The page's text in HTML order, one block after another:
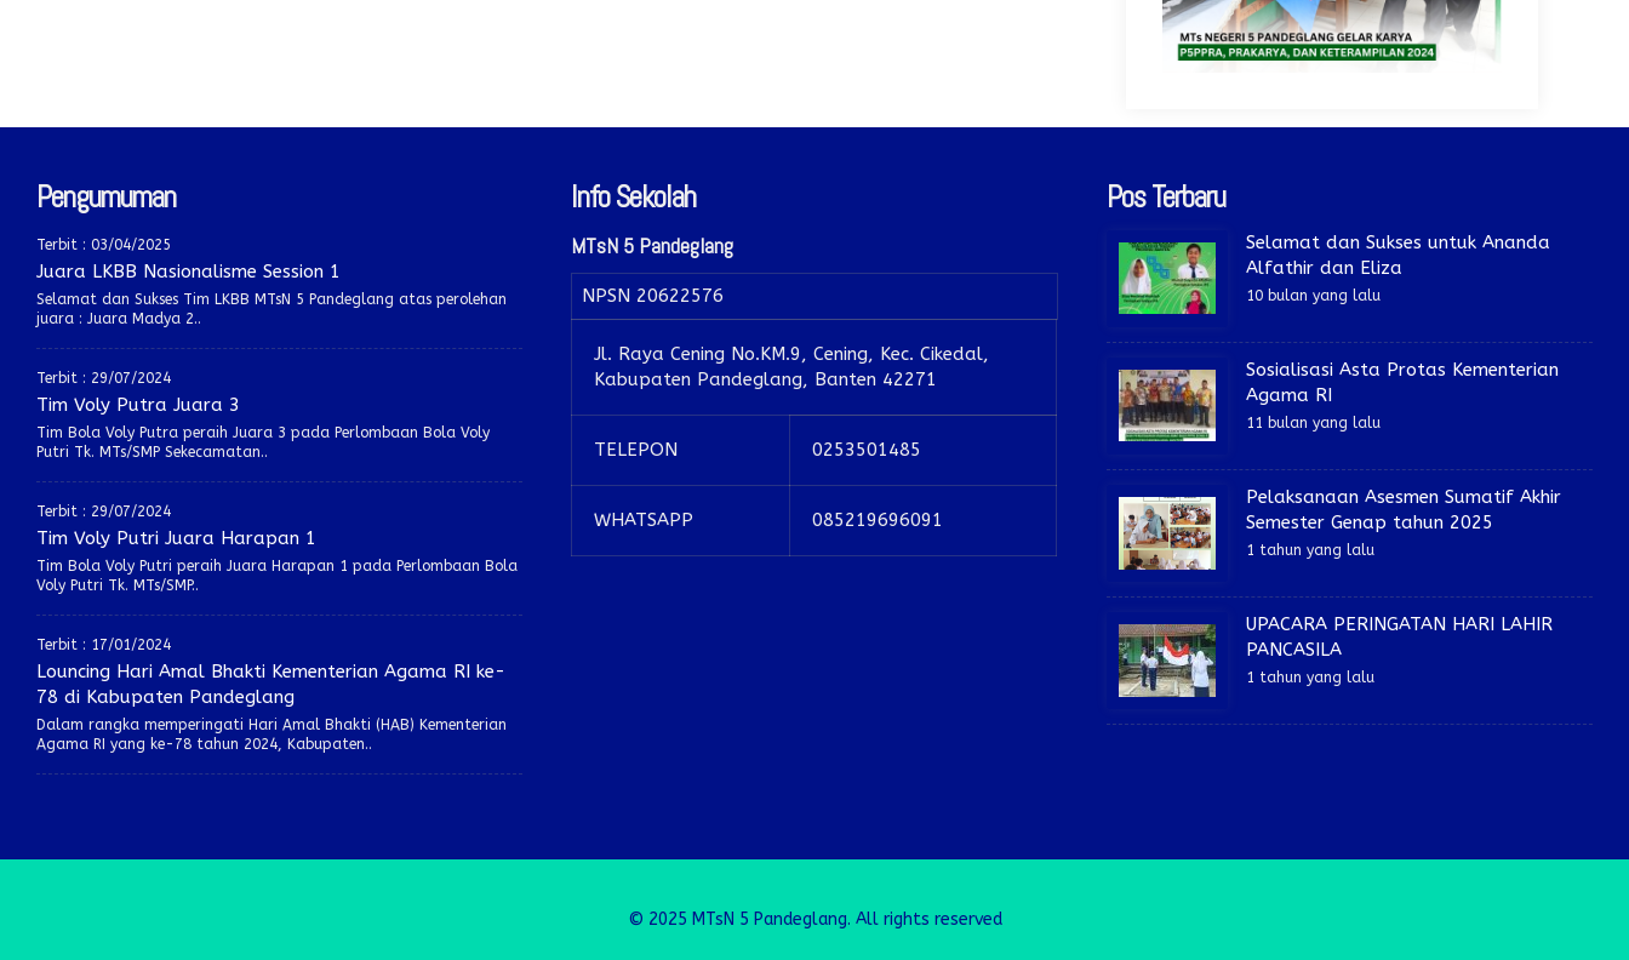
Pengumuman
Terbit : 03/04/2025
Juara LKBB Nasionalisme Session 1
Selamat dan Sukses Tim LKBB MTsN 5 Pandeglang atas perolehan
juara : Juara Madya 2..
Terbit : 29/07/2024
Tim Voly Putra Juara 3
Tim Bola Voly Putra peraih Juara 3 pada Perlombaan Bola Voly
Putri Tk. MTs/SMP Sekecamatan..
Terbit : 29/07/2024
Tim Voly Putri Juara Harapan 1
Tim Bola Voly Putri peraih Juara Harapan 1 pada Perlombaan Bola
Voly Putri Tk. MTs/SMP..
Terbit : 17/01/2024
Louncing Hari Amal Bhakti Kementerian Agama RI ke-
78 di Kabupaten Pandeglang
Dalam rangka memperingati Hari Amal Bhakti (HAB) Kementerian
Agama RI yang ke-78 tahun 2024, Kabupaten..
Info Sekolah
MTsN 5 Pandeglang
NPSN 20622576
Jl. Raya Cening No.KM.9, Cening, Kec. Cikedal,
Kabupaten Pandeglang, Banten 42271
TELEPON 0253501485
WHATSAPP 085219696091
Pos Terbaru
Selamat dan Sukses untuk Ananda
Alfathir dan Eliza
10 bulan yang lalu
Sosialisasi Asta Protas Kementerian
Agama RI
11 bulan yang lalu
Pelaksanaan Asesmen Sumatif Akhir
Semester Genap tahun 2025
1 tahun yang lalu
UPACARA PERINGATAN HARI LAHIR
PANCASILA
1 tahun yang lalu
© 2025 MTsN 5 Pandeglang. All rights reserved